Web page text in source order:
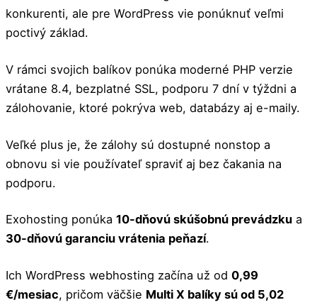
konkurenti, ale pre WordPress vie ponúknuť veľmi
poctivý základ.
V rámci svojich balíkov ponúka moderné PHP verzie
vrátane 8.4, bezplatné SSL, podporu 7 dní v týždni a
zálohovanie, ktoré pokrýva web, databázy aj e-maily.
Veľké plus je, že zálohy sú dostupné nonstop a
obnovu si vie používateľ spraviť aj bez čakania na
podporu.
Exohosting ponúka 10-dňovú skúšobnú prevádzku a
30-dňovú garanciu vrátenia peňazí.
Ich WordPress webhosting začína už od 0,99
€/mesiac, pričom väčšie Multi X balíky sú od 5,02